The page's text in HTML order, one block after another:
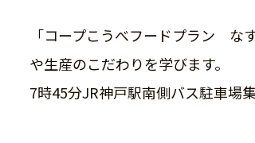
「コープこうべフードプラン な
や生産のこだわりを学びます。
7時45分JR神戸駅南側バス駐車場